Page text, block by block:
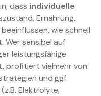
dass individuelle
Ernährung,
wie schnell
Wer sensibel auf
leistungsfähige
profitiert vielmehr von
und ggf.
Elektrolyte,